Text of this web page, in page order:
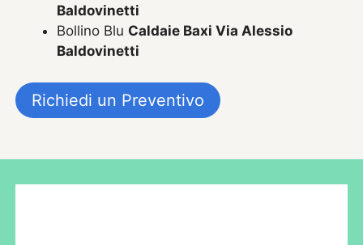
Baldovinetti
Bollino Blu Caldaie Baxi Via Alessio
Baldovinetti
Richiedi un Preventivo